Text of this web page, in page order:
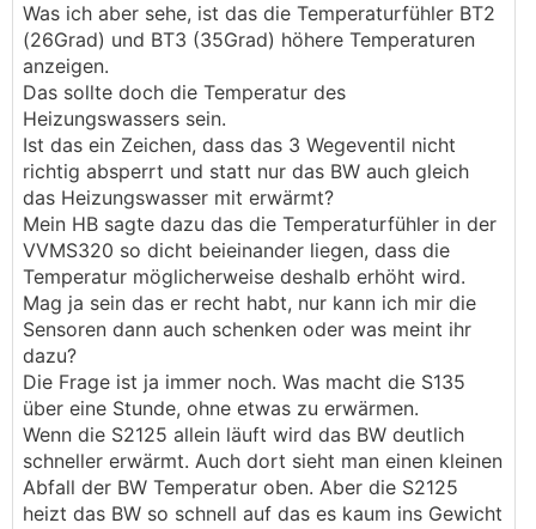
Was ich aber sehe, ist das die Temperaturfühler BT2
(26Grad) und BT3 (35Grad) höhere Temperaturen
anzeigen.
Das sollte doch die Temperatur des
Heizungswassers sein.
Ist das ein Zeichen, dass das 3 Wegeventil nicht
richtig absperrt und statt nur das BW auch gleich
das Heizungswasser mit erwärmt?
Mein HB sagte dazu das die Temperaturfühler in der
VVMS320 so dicht beieinander liegen, dass die
Temperatur möglicherweise deshalb erhöht wird.
Mag ja sein das er recht habt, nur kann ich mir die
Sensoren dann auch schenken oder was meint ihr
dazu?
Die Frage ist ja immer noch. Was macht die S135
über eine Stunde, ohne etwas zu erwärmen.
Wenn die S2125 allein läuft wird das BW deutlich
schneller erwärmt. Auch dort sieht man einen kleinen
Abfall der BW Temperatur oben. Aber die S2125
heizt das BW so schnell auf das es kaum ins Gewicht